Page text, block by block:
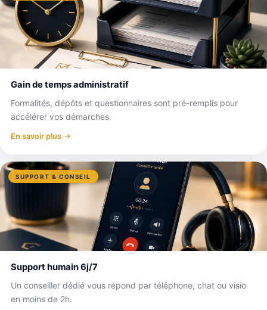
Gain de temps administratif
Formalités, dépôts et questionnaires sont pré-remplis pour
accélérer vos démarches.
En savoir plus
SUPPORT & CONSEIL
Support humain 6j/7
Un conseiller dédié vous répond par téléphone, chat ou visio
en moins de 2h.